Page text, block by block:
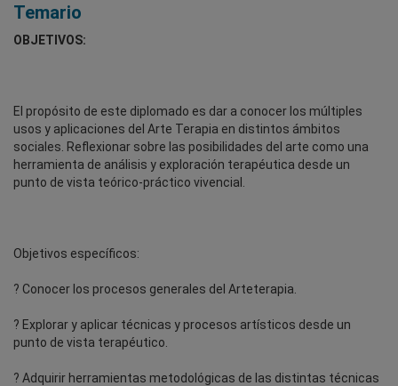
Temario
OBJETIVOS:
El propósito de este diplomado es dar a conocer los múltiples
usos y aplicaciones del Arte Terapia en distintos ámbitos
sociales. Reflexionar sobre las posibilidades del arte como una
herramienta de análisis y exploración terapéutica desde un
punto de vista teórico-práctico vivencial.
Objetivos específicos:
? Conocer los procesos generales del Arteterapia.
? Explorar y aplicar técnicas y procesos artísticos desde un
punto de vista terapéutico.
? Adquirir herramientas metodológicas de las distintas técnicas